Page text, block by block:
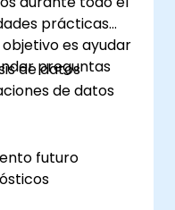
prácticas
es ayudar
preguntas
de datos
de datos
futuro